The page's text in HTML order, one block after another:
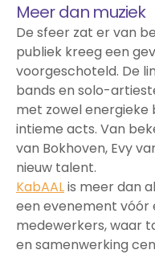
Meer dan muziek
De sfeer zat er van
publiek kreeg een
voorgeschoteld. De
bands en solo-
met zowel
intieme acts. Van
van Bokhoven, Evy
nieuw talent.
KabAALis meer dan
een evenement vóór
medewerkers, waar
en samenwerking